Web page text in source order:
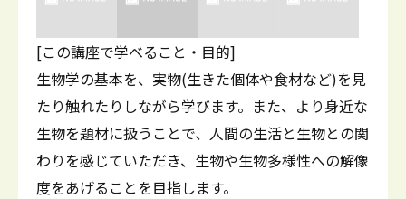
[この講座で学べること・目的]
生物学の基本を、実物(生きた個体や食材など)を見
たり触れたりしながら学びます。また、より身近な
生物を題材に扱うことで、人間の生活と生物との関
わりを感じていただき、生物や生物多様性への解像
度をあげることを目指します。